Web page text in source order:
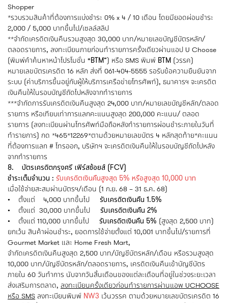
Shopper
*รวบรวมสินค้าที่ต้องการแบ่งชำระ 0% x 4 / 10 เดือน โดยมียอดผ่อนชำระ
2,000 / 5,000 บาทขึ้นไป/เซลล์สลิป
**จำกัดเครดิตเงินคืนรวมสูงสุด 30,000 บาท/หมายเลขบัญชีบัตรหลัก/
ตลอดรายการ, ลงทะเบียนภายก่อนทำรายการครั้งเดียวผ่านแอป U Choose
(พิมพ์คำค้นหาหน้าโปรโมชั่น “BTM”) หรือ SMS พิมพ์ BTM (วรรค)
หมายเลขบัตรเครดิต 16 หลัก ส่งที่ 061-404-5555 รอรับข้อความยืนยันจาก
ระบบ (ค่าบริการขึ้นอยู่กับผู้ให้บริการเครือข่ายโทรศัพท์), ธนาคารฯ จะเครดิต
เงินคืนให้ในรอบบัญชีถัดไปหลังจากทำรายการ
***จำกัดการรับเครดิตเงินคืนสูงสุด 24,000 บาท/หมายเลขบัญชีหลัก/ตลอด
รายการ หรือเทียบเท่าการแลกคะแนนสูงสุด 200,000 คะแนน/ ตลอด
รายการ (ลงทะเบียนผ่านโทรศัพท์มือถือหลังทำรายการผ่อนชำระภายในวันที่
ทำรายการ) กด *465*12269*ตามด้วยหมายเลขบัตร 4 หลักสุดท้าย*คะแนน
ที่ต้องการแลก # โทรออก, บริษัทฯ จะเครดิตเงินคืนให้ในรอบบัญชีถัดไปหลัง
จากทำรายการ
8. บัตรเครดิตกรุงศรี เฟิร์สช้อยส์ (FCV)
ชำระเต็มจำนวน : รับเครดิตเงินคืนสูงสุด 5% หรือสูงสุด 10,000 บาท
เมื่อใช้จ่ายสะสมผ่านบัตรฯ/เดือน (1 ก.ย. 68 – 31 ธ.ค. 68)
• ตั้งแต่ 4,000 บาทขึ้นไป รับเครดิตเงินคืน 1.5%
• ตั้งแต่ 30,000 บาทขึ้นไป
รับเครดิตเงินคืน 2%
• ตั้งแต่ 110,000 บาทขึ้นไป รับเครดิตเงินคืน 5% (สูงสุด 2,500 บาท)
ยกเว้น สินค้าผ่อนชำระ, ยอดการใช้จ่ายตั้งแต่ 10,001 บาทขึ้นไป/รายการที่
Gourmet Market และ Home Fresh Mart,
จำกัดเครดิตเงินคืนสูงสุด 2,500 บาท/บัญชีบัตรหลัก/เดือน หรือรวมสูงสุด
10,000 บาท/บัญชีบัตรหลัก/ตลอดรายการ, เครดิตเงินคืนเข้าบัญชีบัตร
ภายใน 60 วันทำการ นับจากวันสิ้นเดือนของแต่ละเดือนที่อยู่ในช่วงระยะเวลา
ส่งเสริมการตลาด, ลงทะเบียนครั้งเดียวก่อนทำรายการผ่านแอพ UCHOOSE
หรือ SMS ลงทะเบียนพิมพ์ NW3 เว้นวรรค ตามด้วยหมายเลขบัตรเครดิต 16